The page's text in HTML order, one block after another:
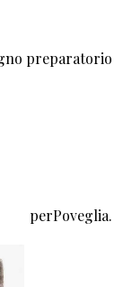
preparatorio
perPoveglia.